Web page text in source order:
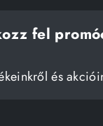
fel
és